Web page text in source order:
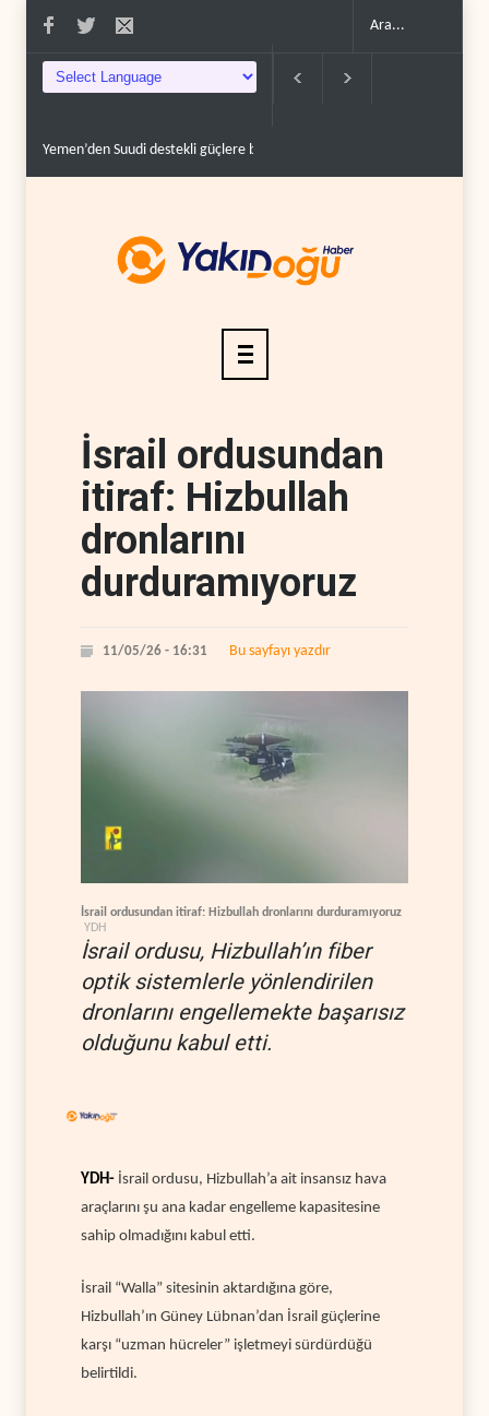
Yemen’den Suudi destekli güçlere büyük operasyon..
İsrail ordusundan
itiraf: Hizbullah
dronlarını
durduramıyoruz
11/05/26 - 16:31 Bu sayfayı yazdır
İsrail ordusundan itiraf: Hizbullah dronlarını durduramıyoruz
YDH
İsrail ordusu, Hizbullah’ın fiber
optik sistemlerle yönlendirilen
dronlarını engellemekte başarısız
olduğunu kabul etti.
YDH- İsrail ordusu, Hizbullah’a ait insansız hava
araçlarını şu ana kadar engelleme kapasitesine
sahip olmadığını kabul etti.
İsrail “Walla” sitesinin aktardığına göre,
Hizbullah’ın Güney Lübnan’dan İsrail güçlerine
karşı “uzman hücreler” işletmeyi sürdürdüğü
belirtildi.